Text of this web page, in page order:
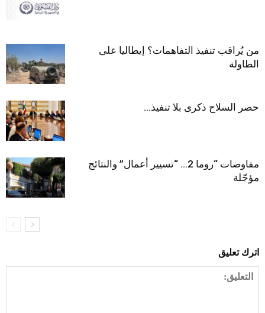
من يُراقب تنفيذ التفاهمات؟ إيطاليا على
الطاولة
حصر السلاح ذكرى بلا تنفيذ…
مفاوضات “روما 2… “تسيير أعمال” والنتائج
مؤجّلة
اترك تعليق